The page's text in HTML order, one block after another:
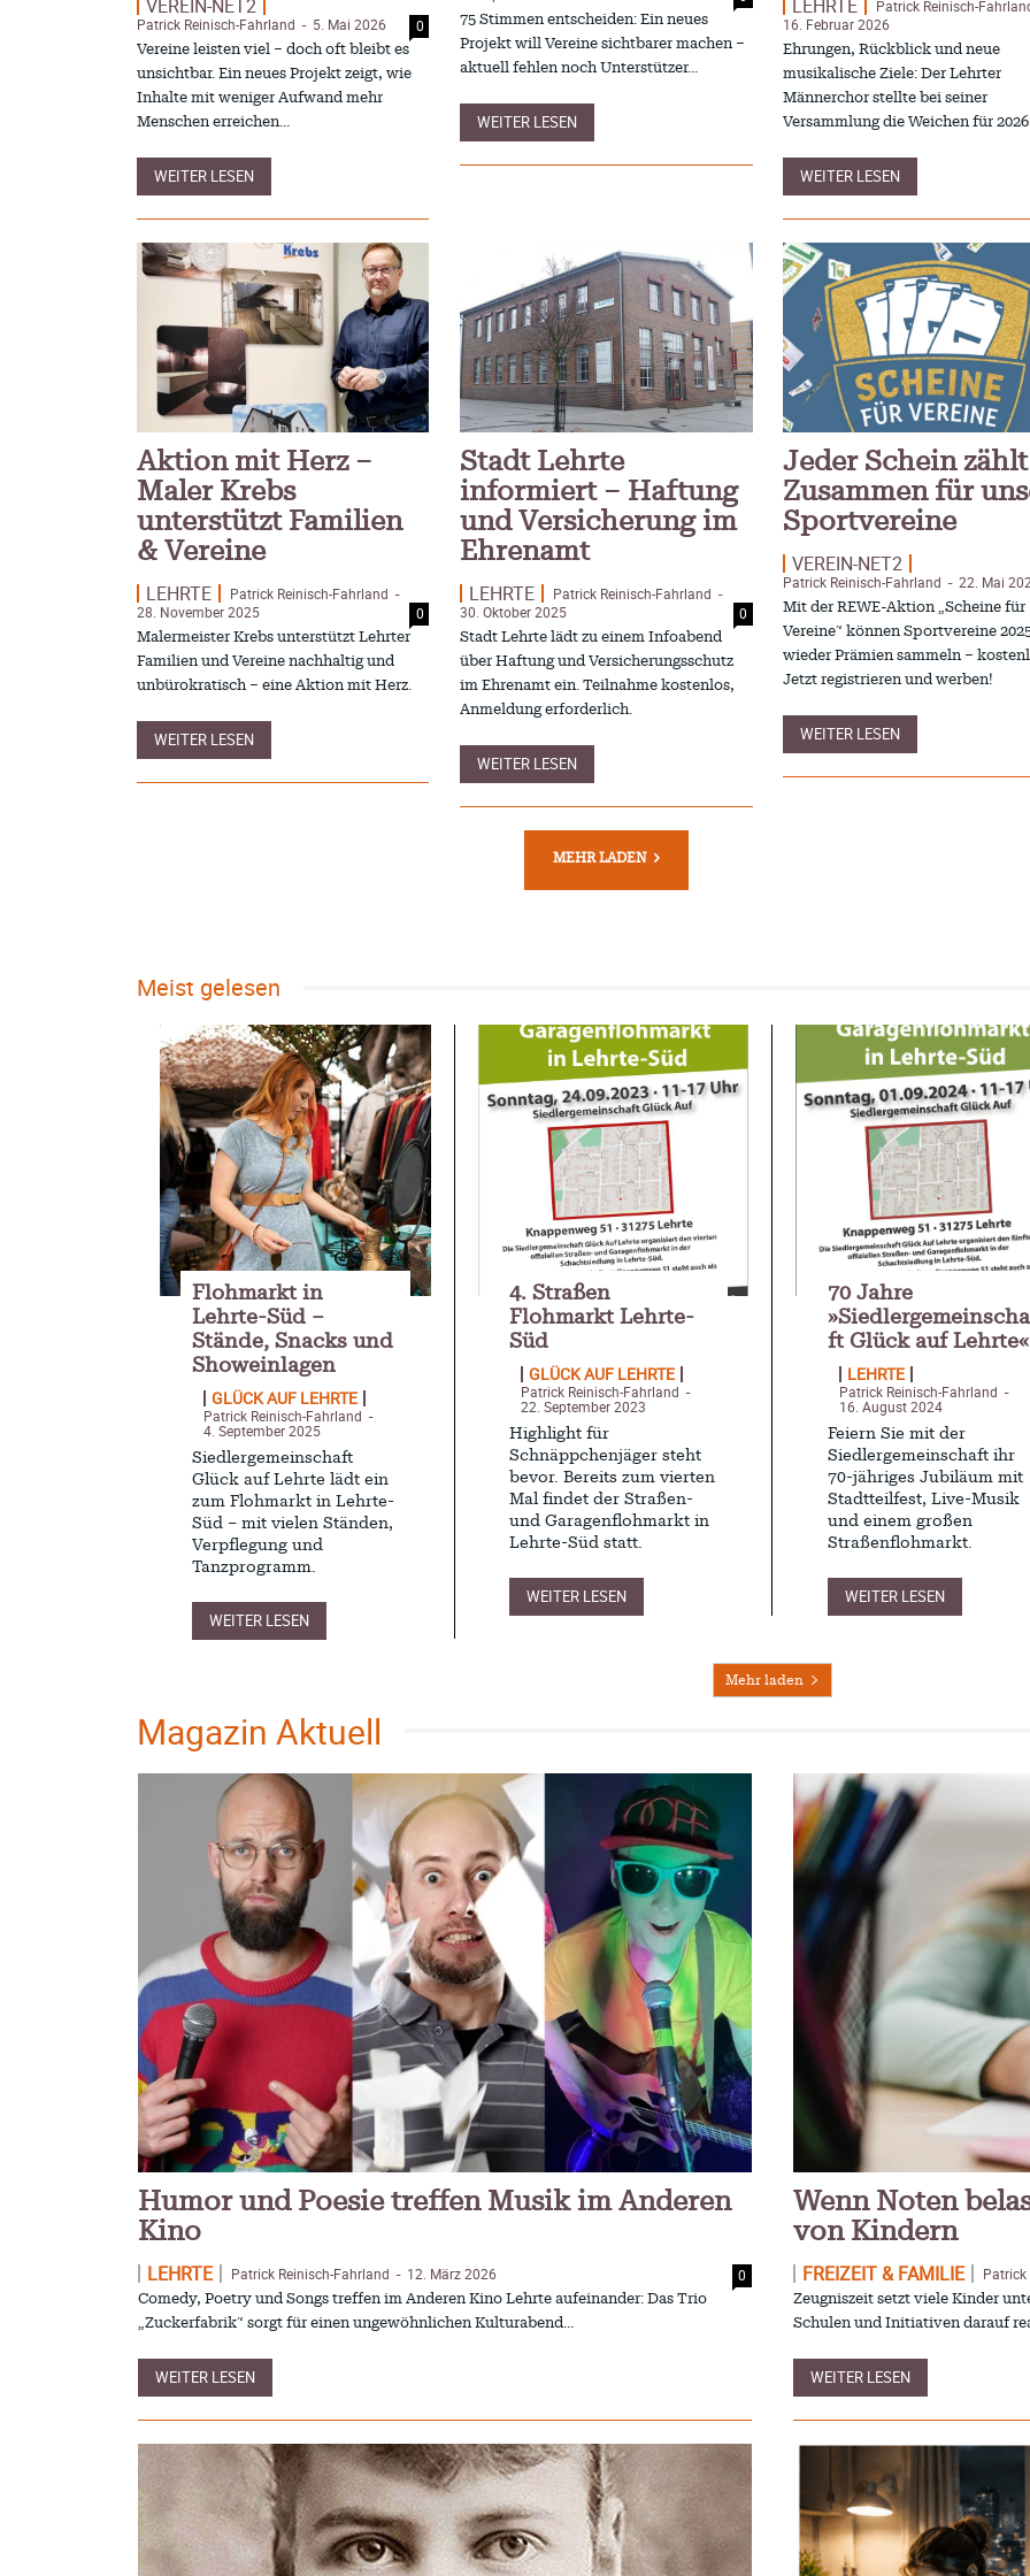
Postbank ade – Bargeld und Beratung
nach der Schließung
12. Januar 2025
Vorlesen schafft Zukunft – Niedersachsen
wirbt für Lesekultur
Patrick Reinisch-Fahrland - 19. November 2024
Ausbildungsfrühstück Lehrte –
Austausch, Einblicke und Chancen
Patrick Reinisch-Fahrland
12. November 2024
Gesundheitscampus Balve
Redaktion
6. September 2024
Kritik an KRH – Lehrter Ratsmitglieder
verhindert
Lehrter Kräuterhexen erobern die TV-
Bildschirme
Patrick Reinisch-Fahrland - 29. Mai 2024
und die stille Krise
Patrick Reinisch-Fahrland
Pflegeheime in Gefahr? –
Abrechnungsprobleme in
Patrick Reinisch-Fahrland - 16.
E-Mobilität und
Patrick Reinisch-Fahrland
EU –
als Wirtschaftsmotor
VEREIN-NET2
Patrick Reinisch-Fahrland - 5. Mai 2026 0
Vereine leisten viel – doch oft bleibt es
unsichtbar. Ein neues Projekt zeigt, wie
Inhalte mit weniger Aufwand mehr
Menschen erreichen…
WEITER LESEN
75 Stimmen entscheiden: Ein neues
Projekt will Vereine sichtbarer machen –
aktuell fehlen noch Unterstützer…
WEITER LESEN
LEHRTE Patrick Reinisch-
16. Februar 2026
Ehrungen, Rückblick und neue
musikalische Ziele: Der Lehrter
Männerchor stellte bei seiner
Versammlung die Weichen für
WEITER LESEN
Aktion mit Herz –
Maler Krebs
unterstützt Familien
& Vereine
LEHRTE Patrick Reinisch-Fahrland -
28. November 2025 0
Malermeister Krebs unterstützt Lehrter
Familien und Vereine nachhaltig und
unbürokratisch – eine Aktion mit Herz.
WEITER LESEN
Stadt Lehrte
informiert – Haftung
und Versicherung im
Ehrenamt
LEHRTE Patrick Reinisch-Fahrland -
30. Oktober 2025 0
Stadt Lehrte lädt zu einem Infoabend
über Haftung und Versicherungsschutz
im Ehrenamt ein. Teilnahme kostenlos,
Anmeldung erforderlich.
WEITER LESEN
Jeder Schein
Zusammen für
Sportvereine
VEREIN-NET2
Patrick Reinisch-Fahrland - 22. Mai
Mit der REWE-Aktion „Scheine für
Vereine“ können Sportvereine
wieder Prämien sammeln –
Jetzt registrieren und werben!
WEITER LESEN
MEHR LADEN
Meist gelesen
Flohmarkt in
Lehrte-Süd –
Stände, Snacks und
Showeinlagen
GLÜCK AUF LEHRTE
Patrick Reinisch-Fahrland -
4. September 2025
Siedlergemeinschaft
Glück auf Lehrte lädt ein
zum Flohmarkt in Lehrte-
Süd – mit vielen Ständen,
Verpflegung und
Tanzprogramm.
WEITER LESEN
4. Straßen
Flohmarkt Lehrte-
Süd
GLÜCK AUF LEHRTE
Patrick Reinisch-Fahrland -
22. September 2023
Highlight für
Schnäppchenjäger steht
bevor. Bereits zum vierten
Mal findet der Straßen-
und Garagenflohmarkt in
Lehrte-Süd statt.
WEITER LESEN
70 Jahre
»Siedlergemeinscha
ft Glück auf Lehrte«
LEHRTE
Patrick Reinisch-Fahrland -
16. August 2024
Feiern Sie mit der
Siedlergemeinschaft ihr
70-jähriges Jubiläum mit
Stadtteilfest, Live-Musik
und einem großen
Straßenflohmarkt.
WEITER LESEN
Mehr laden
Magazin Aktuell
Humor und Poesie treffen Musik im Anderen
Kino
LEHRTE Patrick Reinisch-Fahrland - 12. März 2026 0
Comedy, Poetry und Songs treffen im Anderen Kino Lehrte aufeinander: Das Trio
„Zuckerfabrik“ sorgt für einen ungewöhnlichen Kulturabend…
WEITER LESEN
Wenn Noten
von Kindern
FREIZEIT & FAMILIE Patrick
Zeugniszeit setzt viele Kinder
Schulen und Initiativen darauf
WEITER LESEN